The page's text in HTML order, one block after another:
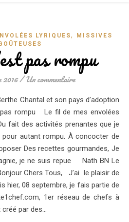
LYRIQUES,
MISSIVES
pas rompu
2016/ Un commentaire
rompu Le fil de mes envolées
fait des activités prenantes que je
pour autant rompu. À concocter de
Des recettes gourmandes, Je
je ne suis repue Nath BN Le
Chers Tous, J’ai le plaisir de
hier, 08 septembre, je fais partie de
1er réseau de chefs à
par des…